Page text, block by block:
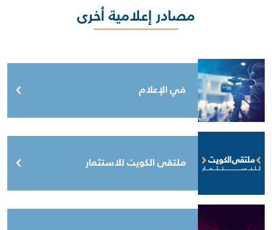
مصادر إعلامية أخرى
في الإعلام
ملتقى الكويت للاستثمار